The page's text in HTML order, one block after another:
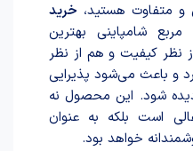
متفاوت هستید، خرید
شامپاینی بهترین
نظر کیفیت و هم از نظر
و باعث می‌شود پذیرایی
شود. این محصول نه
است بلکه به عنوان
خواهد بود.